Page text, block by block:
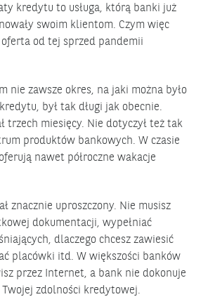
kredytu to usługa, którą banki już
swoim klientom. Czym więc
od tej sprzed pandemii
nie zawsze okres, na jaki można było
był tak długi jak obecnie.
trzech miesięcy. Nie dotyczył też tak
produktów bankowych. W czasie
nawet półroczne wakacje
znacznie uproszczony. Nie musisz
dokumentacji, wypełniać
dlaczego chcesz zawiesić
placówki itd. W większości banków
przez Internet, a bank nie dokonuje
zdolności kredytowej.